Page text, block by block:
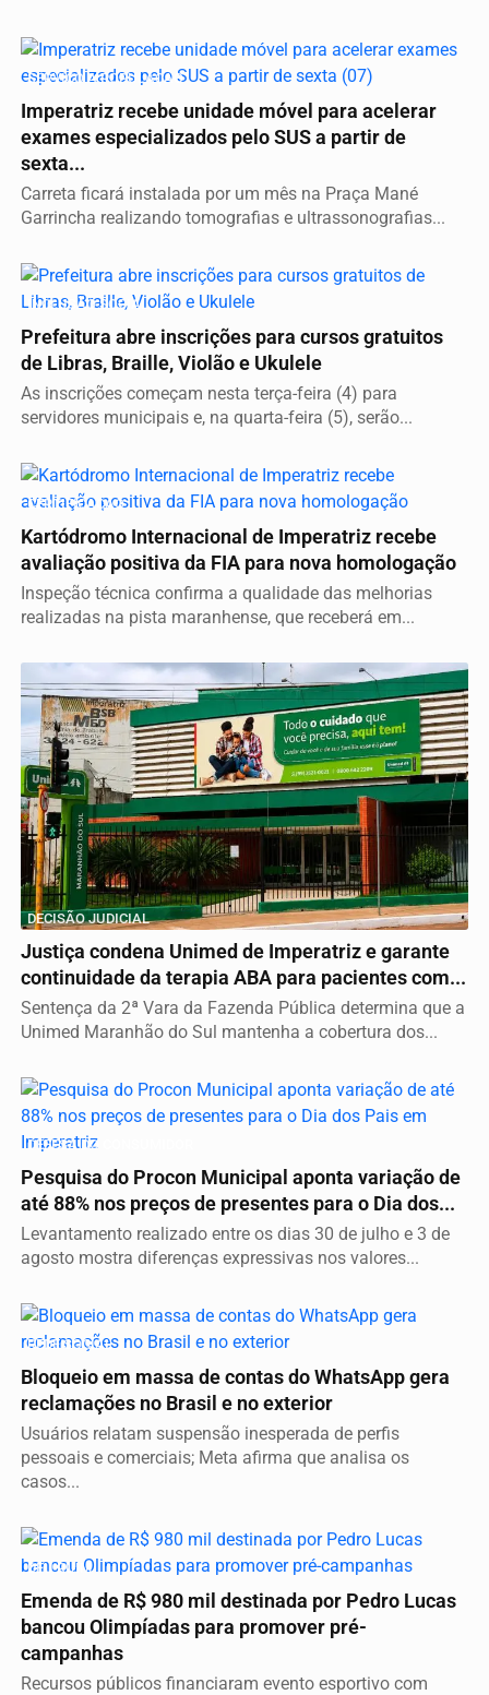
SERVIÇO A POPULAÇÃO
Imperatriz recebe unidade móvel para acelerar
exames especializados pelo SUS a partir de
sexta...
Carreta ficará instalada por um mês na Praça Mané
Garrincha realizando tomografias e ultrassonografias...
INCLUSÃO SOCIAL
Prefeitura abre inscrições para cursos gratuitos
de Libras, Braille, Violão e Ukulele
As inscrições começam nesta terça-feira (4) para
servidores municipais e, na quarta-feira (5), serão...
CERTIFICAÇÃO
Kartódromo Internacional de Imperatriz recebe
avaliação positiva da FIA para nova homologação
Inspeção técnica confirma a qualidade das melhorias
realizadas na pista maranhense, que receberá em...
DECISÃO JUDICIAL
Justiça condena Unimed de Imperatriz e garante
continuidade da terapia ABA para pacientes com...
Sentença da 2ª Vara da Fazenda Pública determina que a
Unimed Maranhão do Sul mantenha a cobertura dos...
DEFESA DO CONSUMIDOR
Pesquisa do Procon Municipal aponta variação de
até 88% nos preços de presentes para o Dia dos...
Levantamento realizado entre os dias 30 de julho e 3 de
agosto mostra diferenças expressivas nos valores...
REDE SOCIAL
Bloqueio em massa de contas do WhatsApp gera
reclamações no Brasil e no exterior
Usuários relatam suspensão inesperada de perfis
pessoais e comerciais; Meta afirma que analisa os
casos...
DEU RUIM
Emenda de R$ 980 mil destinada por Pedro Lucas
bancou Olimpíadas para promover pré-
campanhas
Recursos públicos financiaram evento esportivo com